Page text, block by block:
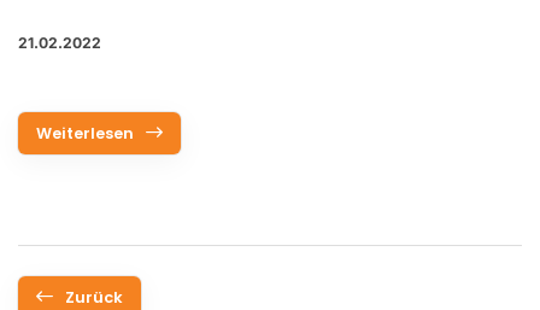
21.02.2022
Weiterlesen
Zurück